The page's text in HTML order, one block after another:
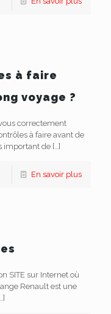
à faire
voyage ?
correctement
à faire avant de
important de […]
En savoir plus
SITE sur Internet où
Renault est une